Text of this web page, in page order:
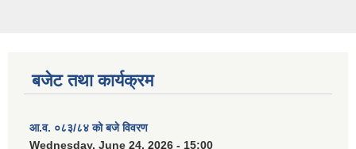
बजेट तथा कार्यक्रम
आ.व. ०८३/८४ को बजे विवरण
Wednesday, June 24, 2026 - 15:00